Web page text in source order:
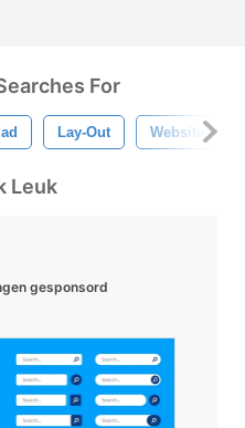
For
Lay-Out Website
Leuk
gesponsord